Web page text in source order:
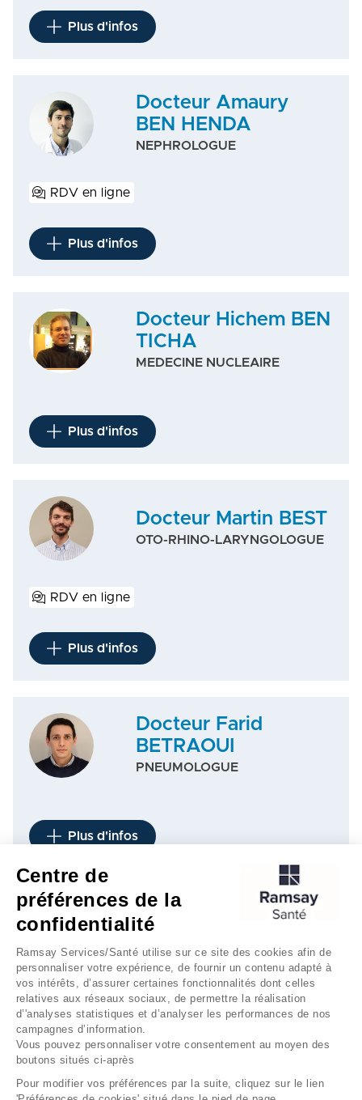
Plus d'infos
Docteur Amaury
BEN HENDA
NEPHROLOGUE
RDV en ligne
Plus d'infos
Docteur Hichem BEN
TICHA
MEDECINE NUCLEAIRE
Plus d'infos
Docteur Martin BEST
OTO-RHINO-LARYNGOLOGUE
RDV en ligne
Plus d'infos
Docteur Farid
BETRAOUI
PNEUMOLOGUE
Plus d'infos
1 2 3 …
Centre de
préférences de la
confidentialité
Ramsay Services/Santé utilise sur ce site des cookies afin de
personnaliser votre expérience, de fournir un contenu adapté à
vos intérêts, d’assurer certaines fonctionnalités dont celles
relatives aux réseaux sociaux, de permettre la réalisation
d’'analyses statistiques et d’analyser les performances de nos
campagnes d’information.
Vous pouvez personnaliser votre consentement au moyen des
boutons situés ci-après
Pour modifier vos préférences par la suite, cliquez sur le lien